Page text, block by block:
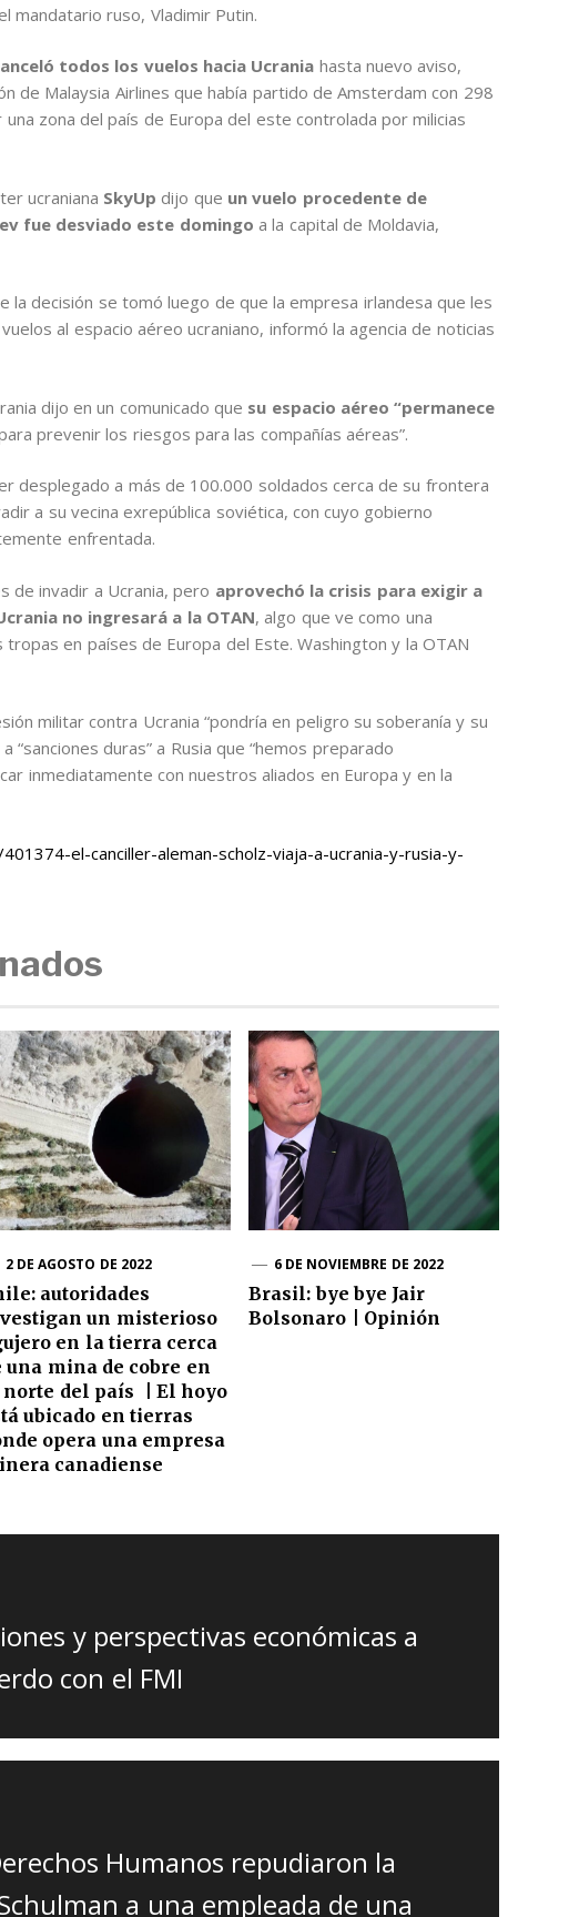
mandatario ruso, Vladimir Putin.
todos los vuelos hacia Ucrania hasta nuevo aviso,
de Malaysia Airlines que había partido de Amsterdam con 298
zona del país de Europa del este controlada por milicias
ucraniana SkyUp dijo que un vuelo procedente de
fue desviado este domingo a la capital de Moldavia,
la decisión se tomó luego de que la empresa irlandesa que les
al espacio aéreo ucraniano, informó la agencia de noticias
dijo en un comunicado que su espacio aéreo “permanece
prevenir los riesgos para las compañías aéreas”.
desplegado a más de 100.000 soldados cerca de su frontera
a su vecina exrepública soviética, con cuyo gobierno
enfrentada.
de invadir a Ucrania, pero aprovechó la crisis para exigir a
no ingresará a la OTAN, algo que ve como una
tropas en países de Europa del Este. Washington y la OTAN
militar contra Ucrania “pondría en peligro su soberanía y su
duras” a Rusia que “hemos preparado
inmediatamente con nuestros aliados en Europa y en la
el-canciller-aleman-scholz-viaja-a-ucrania-y-rusia-y-
2 DE AGOSTO DE 2022
autoridades
un misterioso
en la tierra cerca
una mina de cobre en
norte del país | El hoyo
ubicado en tierras
opera una empresa
canadiense
6 DE NOVIEMBRE DE 2022
Brasil: bye bye Jair
Bolsonaro | Opinión
y perspectivas económicas a
con el FMI
Humanos repudiaron la
a una empleada de una